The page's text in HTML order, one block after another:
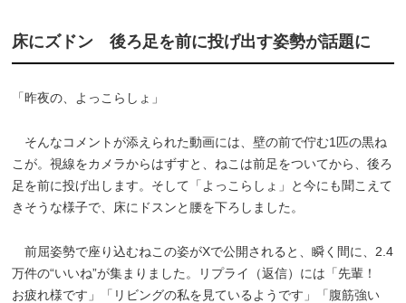
床にズドン 後ろ足を前に投げ出す姿勢が話題に
「昨夜の、よっこらしょ」
そんなコメントが添えられた動画には、壁の前で佇む1匹の黒ね
こが。視線をカメラからはずすと、ねこは前足をついてから、後ろ
足を前に投げ出します。そして「よっこらしょ」と今にも聞こえて
きそうな様子で、床にドスンと腰を下ろしました。
前屈姿勢で座り込むねこの姿がXで公開されると、瞬く間に、2.4
万件の“いいね”が集まりました。リプライ（返信）には「先輩！
お疲れ様です」「リビングの私を見ているようです」「腹筋強い